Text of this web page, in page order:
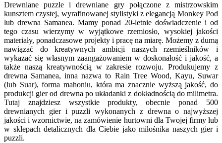
Drewniane puzzle i drewniane gry połączone z mistrzowskim
kunsztem czystej, wyrafinowanej stylistyki z elegancją Monkey Pod
lub drewna Samanea. Mamy ponad 20-letnie doświadczenie i od
tego czasu wierzymy w wyjątkowe rzemiosło, wysokiej jakości
materiały, ponadczasowe projekty i pracę na miarę. Możemy z dumą
nawiązać do kreatywnych ambicji naszych rzemieślników i
wykazać się własnym zaangażowaniem w doskonałość i jakość, a
także naszą kreatywnością w zakresie rozwoju. Produkujemy z
drewna Samanea, inna nazwa to Rain Tree Wood, Kayu, Suwar
(lub Suar), forma mahoniu, która ma znacznie wyższą jakość, do
produkcji gier od drewna po układanki z dokładnością do milimetra.
Tutaj znajdziesz wszystkie produkty, obecnie ponad 500
drewnianych gier i puzzli wykonanych z drewna o najwyższej
jakości i wzornictwie, na zamówienie hurtowni dla Twojej firmy lub
w sklepach detalicznych dla Ciebie jako miłośnika naszych gier i
puzzli.